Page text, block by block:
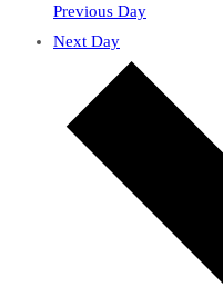
Previous Day
Next Day